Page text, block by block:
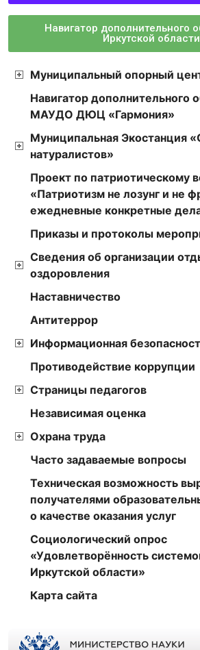
Навигатор дополнительного
Иркутской области
Муниципальный опорный
Навигатор дополнительного
МАУДО ДЮЦ «Гармония»
Муниципальная Экостанция
натуралистов»
Проект по патриотическому
«Патриотизм не лозунг и не
ежедневные конкретные
Приказы и протоколы
Сведения об организации
оздоровления
Наставничество
Антитеррор
Информационная
Противодействие коррупции
Страницы педагогов
Независимая оценка
Охрана труда
Часто задаваемые вопросы
Техническая возможность
получателями
о качестве оказания услуг
Социологический опрос
«Удовлетворённость
Иркутской области»
Карта сайта